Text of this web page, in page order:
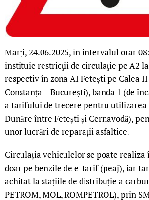
Marți, 24.06.2025, în intervalul orar
instituie restricţii de circulaţie pe A2 la
respectiv în zona AI Fetești pe Calea
Constanța – București), banda 1 (de
a tarifului de trecere pentru utilizarea
Dunăre între Fetești și Cernavodă),
unor lucrări de reparații asfaltice.
Circulația vehiculelor se poate realiza
doar pe benzile de e-tarif (peaj), iar
achitat la stațiile de distribuție a
PETROM, MOL, ROMPETROL), prin